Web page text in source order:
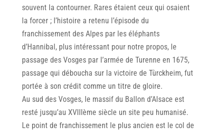
souvent la contourner. Rares étaient ceux qui osaient
la forcer ; I’histoire a retenu l’épisode du
franchissement des Alpes par les éléphants
d’Hannibal, plus intéressant pour notre propos, le
passage des Vosges par I’armée de Turenne en 1675,
passage qui déboucha sur la victoire de Tùrckheim, fut
portée à son crédit comme un titre de gloire.
Au sud des Vosges, le massif du Ballon d’Alsace est
resté jusqu’au XVIIIème siècle un site peu humanisé.
Le point de franchissement le plus ancien est le col de